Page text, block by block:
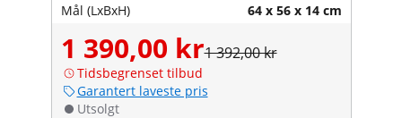
Mål (LxBxH) 64 x 56 x 14 cm
1 390,00 kr1 392,00 kr
Tidsbegrenset tilbud
Garantert laveste pris
Utsolgt